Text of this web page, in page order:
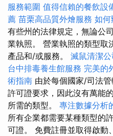
服務範圍 值得信賴的餐飲設
薦 苗栗高品質外燴服務 如何
有些州的法律規定，無論公
業執照。 營業執照的類型取
產品和/或服務。 滅鼠清潔
台中排毒養生館服務 完美的
術指南 由於每個國家/司法
許可證要求，因此沒有萬能
所需的類型。 專注數據分析
所有企業都需要某種類型的
可證。 免費註冊並取得啟動